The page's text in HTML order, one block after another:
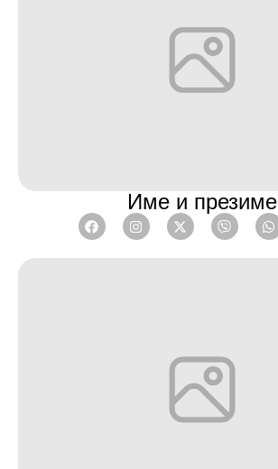
Име и презиме